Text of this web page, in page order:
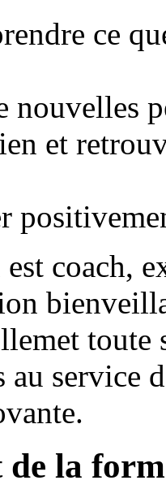
ce
nouvelles
et
coach,
toute
service
de la